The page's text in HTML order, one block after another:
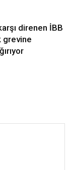
direnen İBB
grevine